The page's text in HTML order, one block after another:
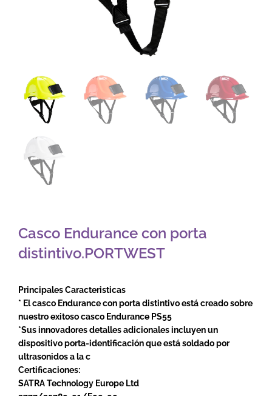
Casco Endurance con porta
distintivo.PORTWEST
Principales Caracteristicas
* El casco Endurance con porta distintivo está creado sobre
nuestro exitoso casco Endurance PS55
*Sus innovadores detalles adicionales incluyen un
dispositivo porta-identificación que está soldado por
ultrasonidos a la c
Certificaciones:
SATRA Technology Europe Ltd